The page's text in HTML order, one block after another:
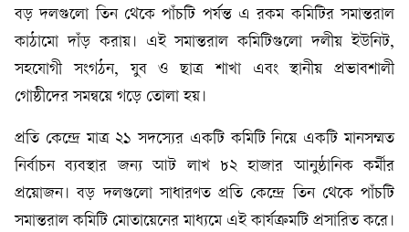
বড় দলগুলো তিন থেকে পাঁচটি পর্যন্ত এ রকম কমিটির সমান্তরাল
কাঠামো দাঁড় করায়। এই সমান্তরাল কমিটিগুলো দলীয় ইউনিট,
সহযোগী সংগঠন, যুব ও ছাত্র শাখা এবং স্থানীয় প্রভাবশালী
গোষ্ঠীদের সমন্বয়ে গড়ে তোলা হয়।
প্রতি কেন্দ্রে মাত্র ২১ সদস্যের একটি কমিটি নিয়ে একটি মানসম্মত
নির্বাচন ব্যবস্থার জন্য আট লাখ ৮২ হাজার আনুষ্ঠানিক কর্মীর
প্রয়োজন। বড় দলগুলো সাধারণত প্রতি কেন্দ্রে তিন থেকে পাঁচটি
সমান্তরাল কমিটি মোতায়েনের মাধ্যমে এই কার্যক্রমটি প্রসারিত করে।